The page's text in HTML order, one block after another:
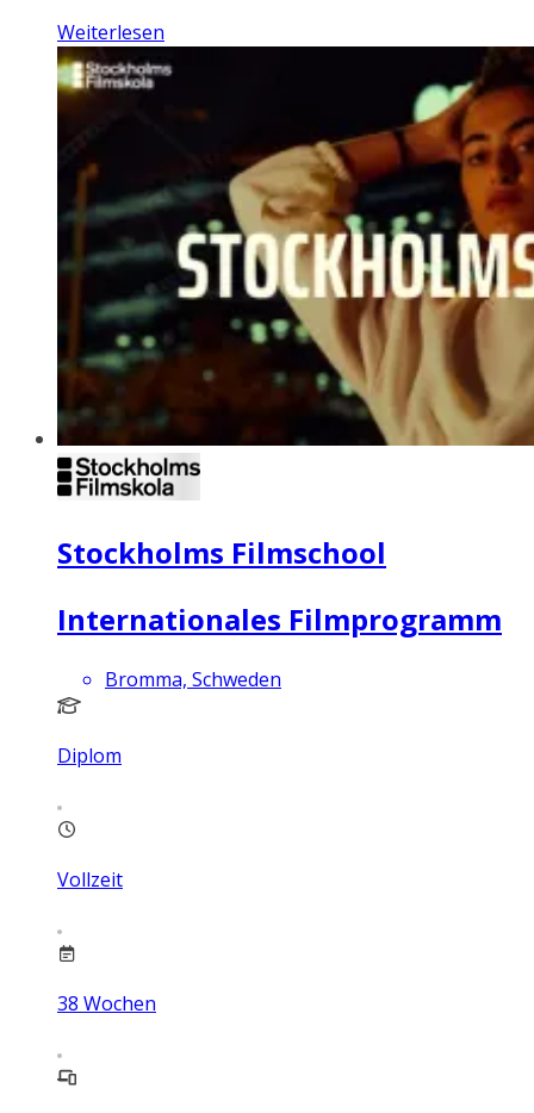
Weiterlesen
Stockholms Filmschool
Internationales Filmprogramm
Bromma, Schweden
Diplom
Vollzeit
38 Wochen